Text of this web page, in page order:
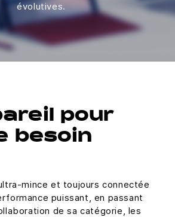
évolutives.
pour
besoin
mince et toujours connectée
puissant, en passant
de sa catégorie, les